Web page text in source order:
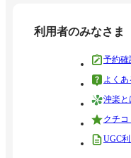
利用者のみなさま
予約確
よく
沖楽と
クチ
UGC